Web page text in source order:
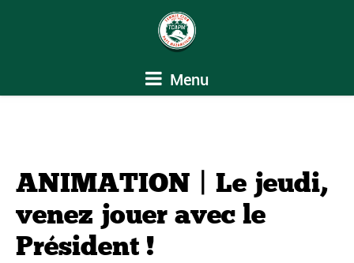
Menu
ANIMATION | Le jeudi,
venez jouer avec le
Président !